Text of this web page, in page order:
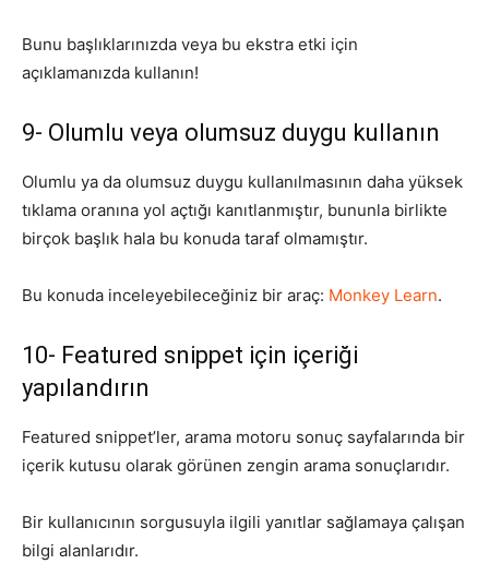
Bunu başlıklarınızda veya bu ekstra etki için
açıklamanızda kullanın!
9- Olumlu veya olumsuz duygu kullanın
Olumlu ya da olumsuz duygu kullanılmasının daha yüksek
tıklama oranına yol açtığı kanıtlanmıştır, bununla birlikte
birçok başlık hala bu konuda taraf olmamıştır.
Bu konuda inceleyebileceğiniz bir araç: Monkey Learn.
10- Featured snippet için içeriği
yapılandırın
Featured snippet’ler, arama motoru sonuç sayfalarında bir
içerik kutusu olarak görünen zengin arama sonuçlarıdır.
Bir kullanıcının sorgusuyla ilgili yanıtlar sağlamaya çalışan
bilgi alanlarıdır.